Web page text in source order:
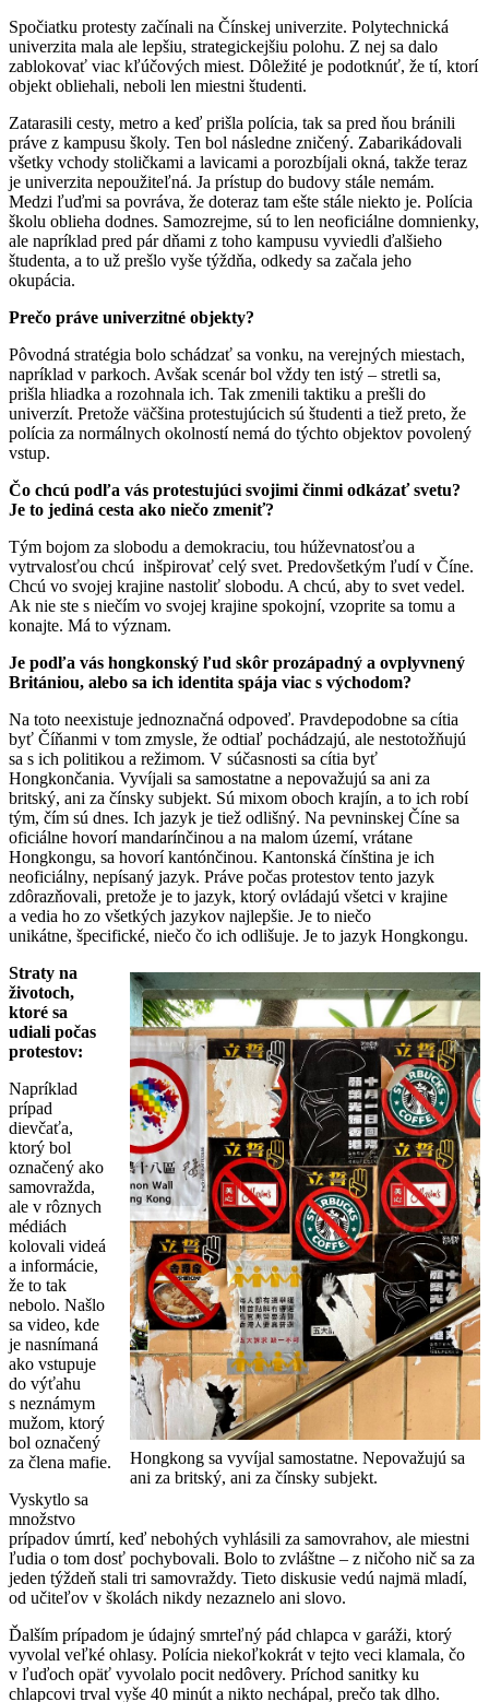
Spočiatku protesty začínali na Čínskej univerzite. Polytechnická
univerzita mala ale lepšiu, strategickejšiu polohu. Z nej sa dalo
zablokovať viac kľúčových miest. Dôležité je podotknúť, že tí, ktorí
objekt obliehali, neboli len miestni študenti.
Zatarasili cesty, metro a keď prišla polícia, tak sa pred ňou bránili
práve z kampusu školy. Ten bol následne zničený. Zabarikádovali
všetky vchody stoličkami a lavicami a porozbíjali okná, takže teraz
je univerzita nepoužiteľná. Ja prístup do budovy stále nemám.
Medzi ľuďmi sa povráva, že doteraz tam ešte stále niekto je. Polícia
školu oblieha dodnes. Samozrejme, sú to len neoficiálne domnienky,
ale napríklad pred pár dňami z toho kampusu vyviedli ďalšieho
študenta, a to už prešlo vyše týždňa, odkedy sa začala jeho
okupácia.
Prečo práve univerzitné objekty?
Pôvodná stratégia bolo schádzať sa vonku, na verejných miestach,
napríklad v parkoch. Avšak scenár bol vždy ten istý – stretli sa,
prišla hliadka a rozohnala ich. Tak zmenili taktiku a prešli do
univerzít. Pretože väčšina protestujúcich sú študenti a tiež preto, že
polícia za normálnych okolností nemá do týchto objektov povolený
vstup.
Čo chcú podľa vás protestujúci svojimi činmi odkázať svetu?
Je to jediná cesta ako niečo zmeniť?
Tým bojom za slobodu a demokraciu, tou húževnatosťou a
vytrvalosťou chcú inšpirovať celý svet. Predovšetkým ľudí v Číne.
Chcú vo svojej krajine nastoliť slobodu. A chcú, aby to svet vedel.
Ak nie ste s niečím vo svojej krajine spokojní, vzoprite sa tomu a
konajte. Má to význam.
Je podľa vás hongkonský ľud skôr prozápadný a ovplyvnený
Britániou, alebo sa ich identita spája viac s východom?
Na toto neexistuje jednoznačná odpoveď. Pravdepodobne sa cítia
byť Číňanmi v tom zmysle, že odtiaľ pochádzajú, ale nestotožňujú
sa s ich politikou a režimom. V súčasnosti sa cítia byť
Hongkončania. Vyvíjali sa samostatne a nepovažujú sa ani za
britský, ani za čínsky subjekt. Sú mixom oboch krajín, a to ich robí
tým, čím sú dnes. Ich jazyk je tiež odlišný. Na pevninskej Číne sa
oficiálne hovorí mandarínčinou a na malom území, vrátane
Hongkongu, sa hovorí kantónčinou. Kantonská čínština je ich
neoficiálny, nepísaný jazyk. Práve počas protestov tento jazyk
zdôrazňovali, pretože je to jazyk, ktorý ovládajú všetci v krajine
a vedia ho zo všetkých jazykov najlepšie. Je to niečo
unikátne, špecifické, niečo čo ich odlišuje. Je to jazyk Hongkongu.
Hongkong sa vyvíjal samostatne. Nepovažujú sa
ani za britský, ani za čínsky subjekt.
Straty na
životoch,
ktoré sa
udiali počas
protestov:
Napríklad
prípad
dievčaťa,
ktorý bol
označený ako
samovražda,
ale v rôznych
médiách
kolovali videá
a informácie,
že to tak
nebolo. Našlo
sa video, kde
je nasnímaná
ako vstupuje
do výťahu
s neznámym
mužom, ktorý
bol označený
za člena mafie.
Vyskytlo sa
množstvo
prípadov úmrtí, keď nebohých vyhlásili za samovrahov, ale miestni
ľudia o tom dosť pochybovali. Bolo to zvláštne – z ničoho nič sa za
jeden týždeň stali tri samovraždy. Tieto diskusie vedú najmä mladí,
od učiteľov v školách nikdy nezaznelo ani slovo.
Ďalším prípadom je údajný smrteľný pád chlapca v garáži, ktorý
vyvolal veľké ohlasy. Polícia niekoľkokrát v tejto veci klamala, čo
v ľuďoch opäť vyvolalo pocit nedôvery. Príchod sanitky ku
chlapcovi trval vyše 40 minút a nikto nechápal, prečo tak dlho.